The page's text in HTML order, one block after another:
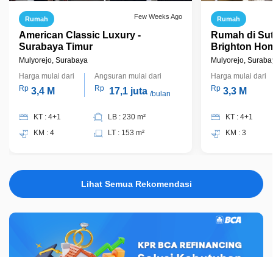
Rumah Few Weeks Ago
American Classic Luxury -
Surabaya Timur
Mulyorejo, Surabaya
Harga mulai dari
Rp 3,4 M
Angsuran mulai dari
Rp
17,1 juta /bulan
KT : 4+1
KM : 4
LB : 230 m²
LT : 153 m²
Rumah
Rumah di
Brighton
Mulyorejo,
Harga mulai dari
Rp 3,3 M
KT : 4+1
KM : 3
Lihat Semua Rekomendasi